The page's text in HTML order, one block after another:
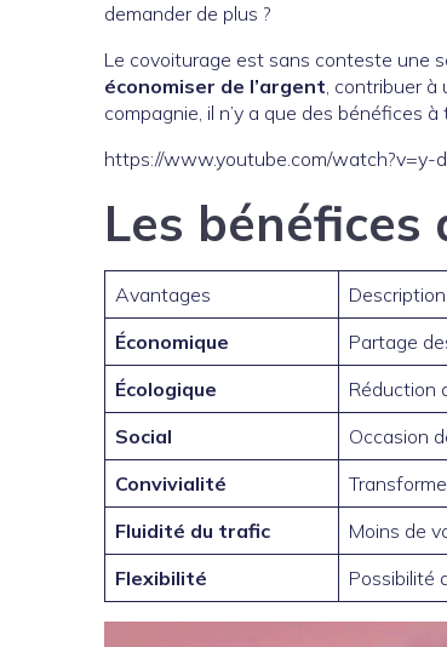
demander de plus ?
Le covoiturage est sans conteste une
économiser de l’argent, contribuer à
compagnie, il n’y a que des bénéfices
https://www.youtube.com/watch?v=y-
Les
Avantages
Description
Économique
Partage
Écologique
Réduction
Social
Occasion
Convivialité
Fluidité du trafic
Moins de
Flexibilité
Possibilité